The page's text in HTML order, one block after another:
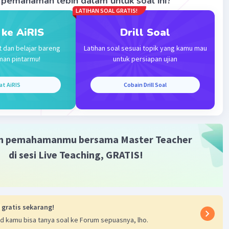
- 3 - 3/2 = 0 - 3/2
11:17
terverifikasi
AiRIS
dan belajar bareng
pintarmu!
AiRIS
LATIHAN SOAL GRATIS!
Drill Soal
Latihan soal sesuai topik yang kamu mau
untuk persiapan ujian
Cobain Drill Soal
pemahamanmu bersama Master Teacher
di sesi Live Teaching, GRATIS!
gratis sekarang!
kamu bisa tanya soal ke Forum sepuasnya, lho.